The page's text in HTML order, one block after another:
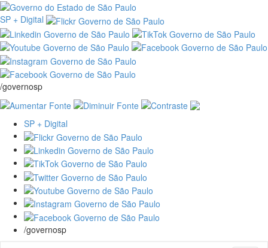
SP + Digital
/governosp
SP + Digital
/governosp